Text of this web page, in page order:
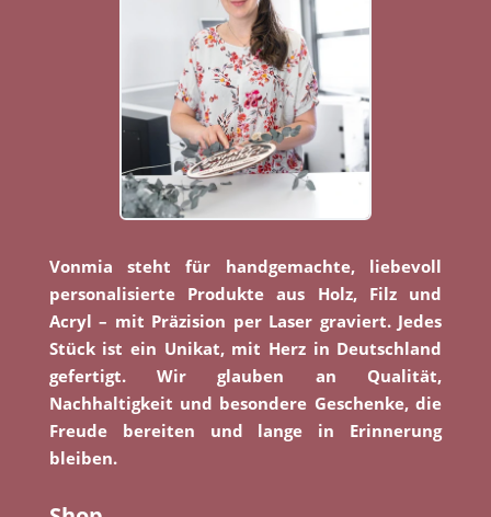
Vonmia steht für handgemachte, liebevoll
personalisierte Produkte aus Holz, Filz und
Acryl – mit Präzision per Laser graviert. Jedes
Stück ist ein Unikat, mit Herz in Deutschland
gefertigt. Wir glauben an Qualität,
Nachhaltigkeit und besondere Geschenke, die
Freude bereiten und lange in Erinnerung
bleiben.